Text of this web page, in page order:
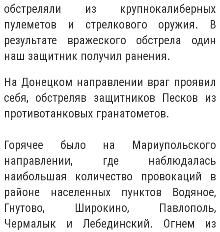
обстреляли из крупнокалиберных
пулеметов и стрелкового оружия. В
результате вражеского обстрела один
наш защитник получил ранения.
На Донецком направлении враг проявил
себя, обстреляв защитников Песков из
противотанковых гранатометов.
Горячее было на Мариупольского
направлении, где наблюдалась
наибольшая количество провокаций в
районе населенных пунктов Водяное,
Гнутово, Широкино, Павлополь,
Чермалык и Лебединский. Огнем из